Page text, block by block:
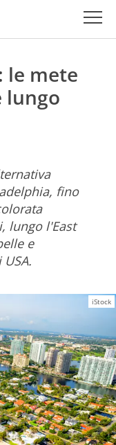
le mete
lungo
fino
lungo l'East
e
iStock